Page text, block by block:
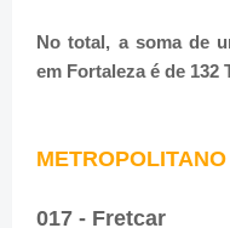
No total, a soma de
em Fortaleza é de 132
METROPOLITANO
017 - Fretcar